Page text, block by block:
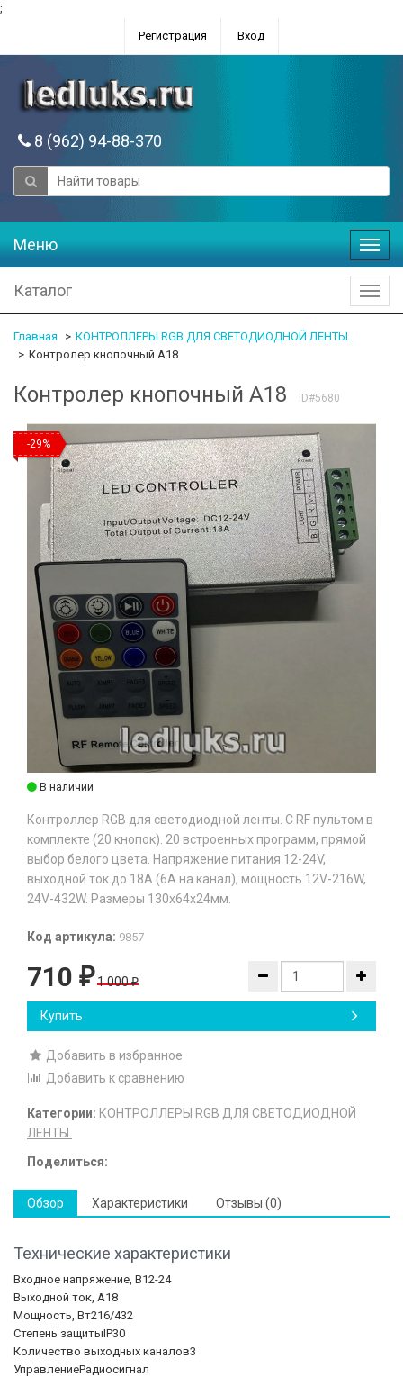
;
Регистрация
Вход
8 (962) 94-88-370
Меню
Меню
Каталог
Главная
КОНТРОЛЛЕРЫ RGB ДЛЯ СВЕТОДИОДНОЙ ЛЕНТЫ.
Контролер кнопочный А18
Контролер кнопочный А18 ID#5680
-29%
В наличии
Контроллер RGB для светодиодной ленты. С RF пультом в
комплекте (20 кнопок). 20 встроенных программ, прямой
выбор белого цвета. Напряжение питания 12-24V,
выходной ток до 18A (6A на канал), мощность 12V-216W,
24V-432W. Размеры 130х64х24мм.
Код артикула: 9857
710 ₽1 000₽
Купить
Добавить в избранное
Добавить к сравнению
Категории: КОНТРОЛЛЕРЫ RGB ДЛЯ СВЕТОДИОДНОЙ
ЛЕНТЫ.
Поделиться:
Обзор Характеристики Отзывы (0)
Технические характеристики
Входное напряжение, В12-24
Выходной ток, А18
Мощность, Вт216/432
Степень защитыIP30
Количество выходных каналов3
УправлениеРадиосигнал